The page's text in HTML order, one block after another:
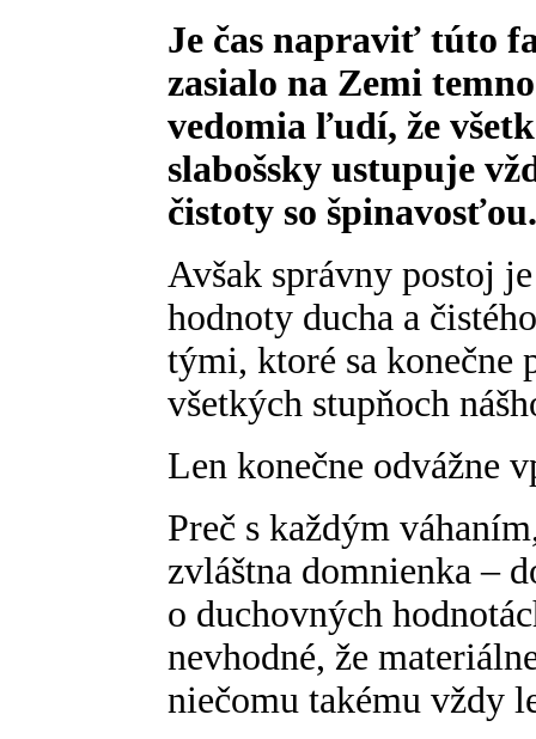
Je čas napraviť túto
zasialo na Zemi
vedomia ľudí, že
slabošsky ustupuje
čistoty so špinavosťou.
Avšak správny postoj
hodnoty ducha a
tými, ktoré sa konečne
všetkých stupňoch
Len konečne odvážne
Preč s každým
zvláštna domnienka –
o duchovných
nevhodné, že
niečomu takému vždy